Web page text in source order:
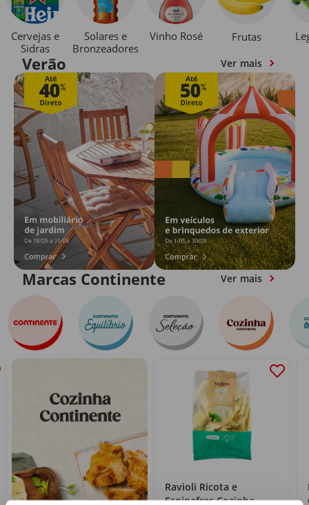
Cervejas e
Sidras
Solares e
Bronzeadores
Vinho Rosé Frutas
Verão Ver mais
Marcas Continente Ver mais
Ravioli Ricota e
Espinafres Cozinha